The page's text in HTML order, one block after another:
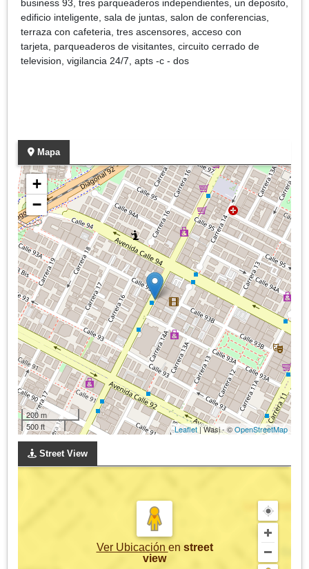
business 93, tres parqueaderos independientes, un deposito,
edificio inteligente, sala de juntas, salon de conferencias,
terraza con cafeteria, tres ascensores, acceso con
tarjeta, parqueaderos de visitantes, circuito cerrado de
television, vigilancia 24/7, apts -c - dos
Mapa
+
−
200 m
500 ft
Leaflet| Wasi - ©OpenStreetMap
Street View
Ver Ubicación en street
view